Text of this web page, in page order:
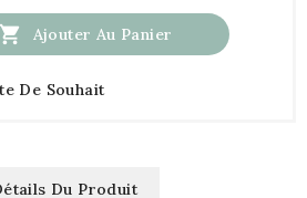
 Ajouter Au Panier
De Souhait
Du Produit